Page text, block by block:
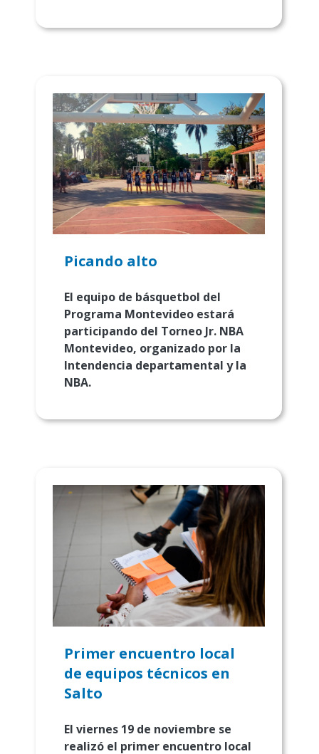
Picando alto
El equipo de básquetbol del
Programa Montevideo estará
participando del Torneo Jr. NBA
Montevideo, organizado por la
Intendencia departamental y la
NBA.
Primer encuentro local
de equipos técnicos en
Salto
El viernes 19 de noviembre se
realizó el primer encuentro local